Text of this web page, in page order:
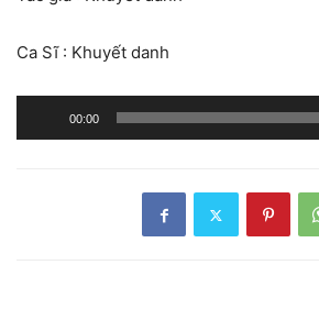
Ca Sĩ : Khuyết danh
chơi
00:00